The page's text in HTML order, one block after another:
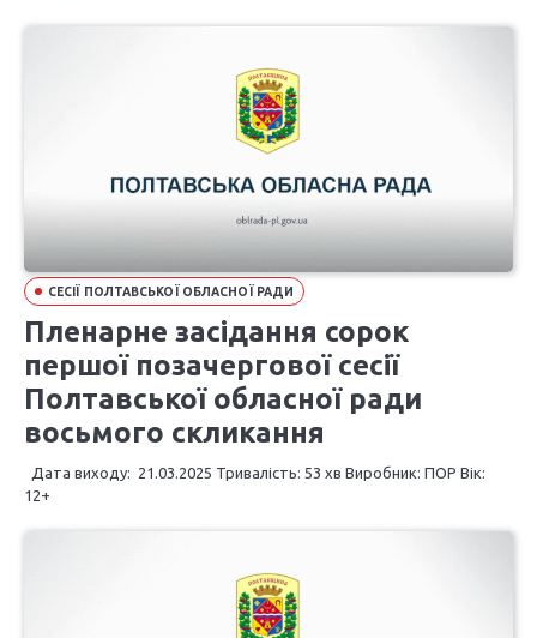
СЕСІЇ ПОЛТАВСЬКОЇ ОБЛАСНОЇ РАДИ
Пленарне засідання сорок
першої позачергової сесії
Полтавської обласної ради
восьмого скликання
Дата виходу: 21.03.2025 Тривалість: 53 хв Виробник: ПОР Вік:
12+